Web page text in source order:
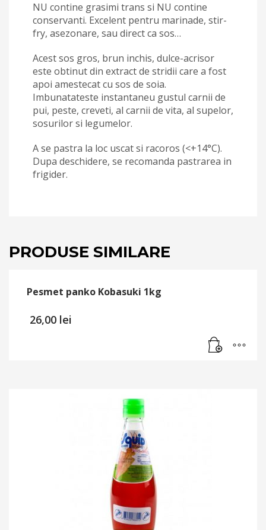
NU contine grasimi trans si NU contine
conservanti. Excelent pentru marinade, stir-
fry, asezonare, sau direct ca sos…
Acest sos gros, brun inchis, dulce-acrisor
este obtinut din extract de stridii care a fost
apoi amestecat cu sos de soia.
Imbunatateste instantaneu gustul carnii de
pui, peste, creveti, al carnii de vita, al supelor,
sosurilor si legumelor.
A se pastra la loc uscat si racoros (<+14°C).
Dupa deschidere, se recomanda pastrarea in
frigider.
PRODUSE SIMILARE
Pesmet panko Kobasuki 1kg
26,00 lei